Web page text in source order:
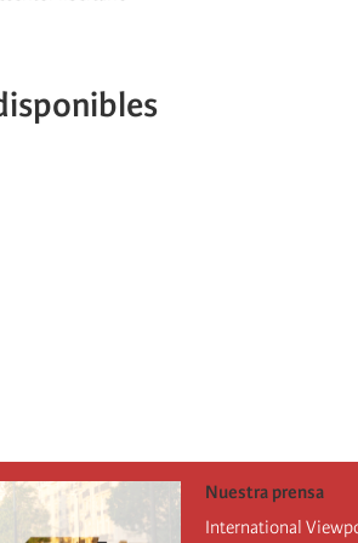
Nuestra prensa
International